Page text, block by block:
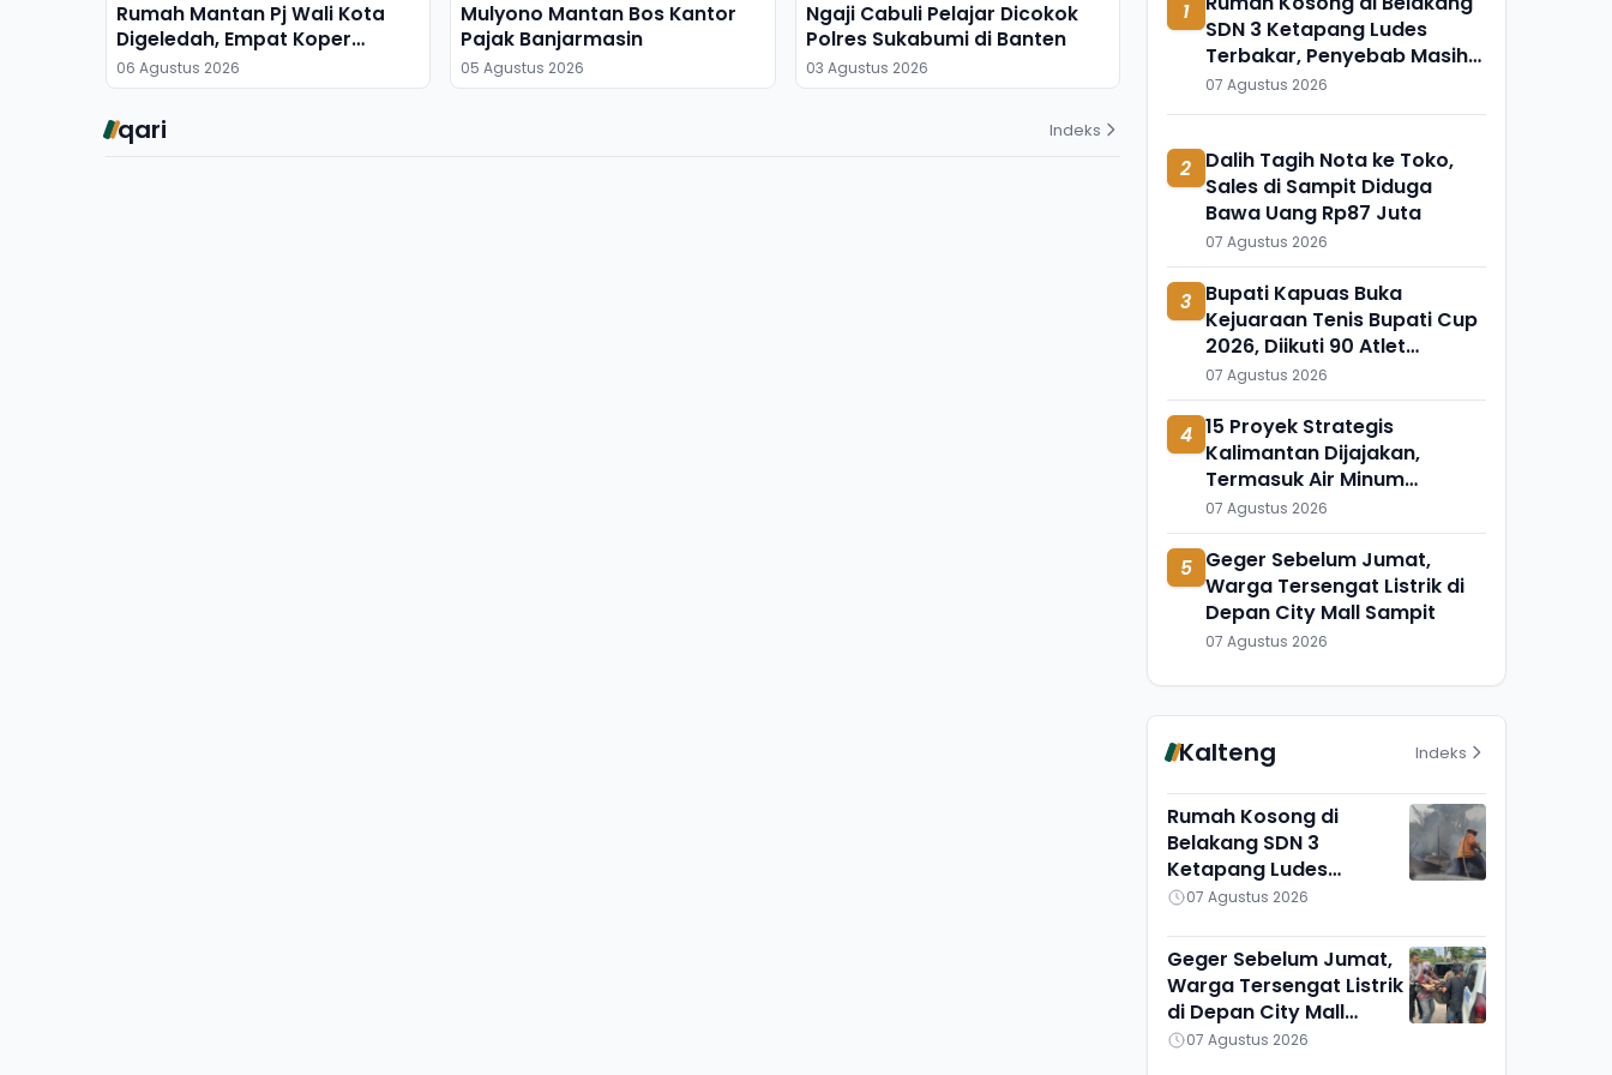
Rumah Mantan Pj Wali Kota
Digeledah, Empat Koper
Dibawa
06 Agustus 2026
Mulyono Mantan Bos Kantor
Pajak Banjarmasin
05 Agustus 2026
Ngaji Cabuli Pelajar Dicokok
Polres Sukabumi di Banten
03 Agustus 2026
Meninggal Mendadak, Ada
31 Juli 2026
qari Indeks
1
SDN 3 Ketapang Ludes
Terbakar, Penyebab Masih
Diselidiki
07 Agustus 2026
2 Dalih Tagih Nota ke Toko,
Sales di Sampit Diduga
Bawa Uang Rp87 Juta
07 Agustus 2026
3 Bupati Kapuas Buka
Kejuaraan Tenis Bupati Cup
2026, Diikuti 90 Atlet
Kalteng dan Kalsel
07 Agustus 2026
4 15 Proyek Strategis
Kalimantan Dijajakan,
Termasuk Air Minum
Sepaku-Semoi dan Energi
Sampah Palangka Raya
07 Agustus 2026
5 Geger Sebelum Jumat,
Warga Tersengat Listrik di
Depan City Mall Sampit
07 Agustus 2026
Kalteng Indeks
Rumah Kosong di
Belakang SDN 3
Ketapang Ludes
Terbakar, Penyebab
07 Agustus 2026
Geger Sebelum Jumat,
Warga Tersengat Listrik
di Depan City Mall
Sampit
07 Agustus 2026